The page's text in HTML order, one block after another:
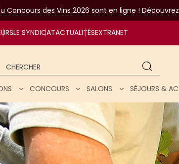
Concours des Vins 2026 sont en ligne !
LE SYNDICATACTUALITÉSEXTRANET
vins
CONCOURS SALONS SÉJOURS &